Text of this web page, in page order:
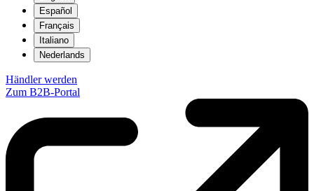
Español
Français
Italiano
Nederlands
Händler werden
Zum B2B-Portal